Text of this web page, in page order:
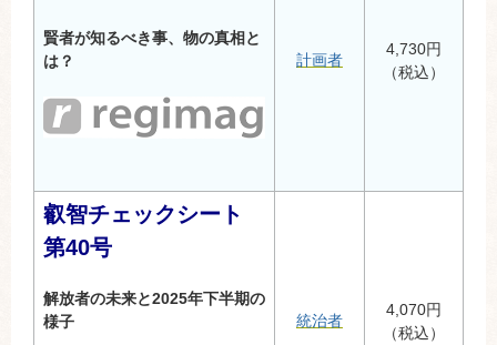
賢者が知るべき事、物の真相と
は？
計画者
4,730円
（税込）
叡智チェックシート
第40号
解放者の未来と2025年下半期の
様子
統治者
4,070円
（税込）